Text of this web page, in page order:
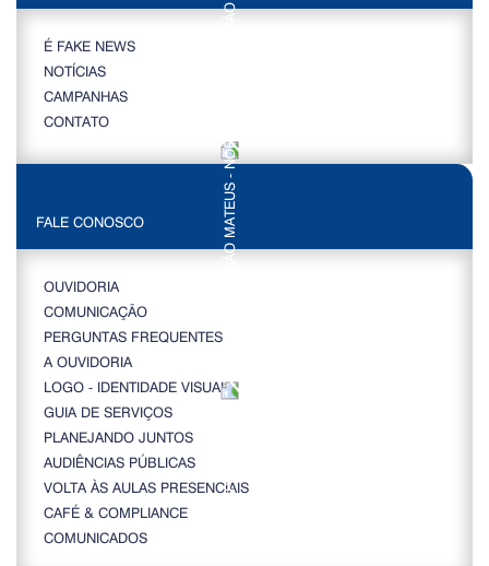
É FAKE NEWS
NOTÍCIAS
CAMPANHAS
CONTATO
FALE CONOSCO
OUVIDORIA
COMUNICAÇÃO
PERGUNTAS FREQUENTES
A OUVIDORIA
LOGO - IDENTIDADE VISUAL
GUIA DE SERVIÇOS
PLANEJANDO JUNTOS
AUDIÊNCIAS PÚBLICAS
VOLTA ÀS AULAS PRESENCIAIS
CAFÉ & COMPLIANCE
COMUNICADOS